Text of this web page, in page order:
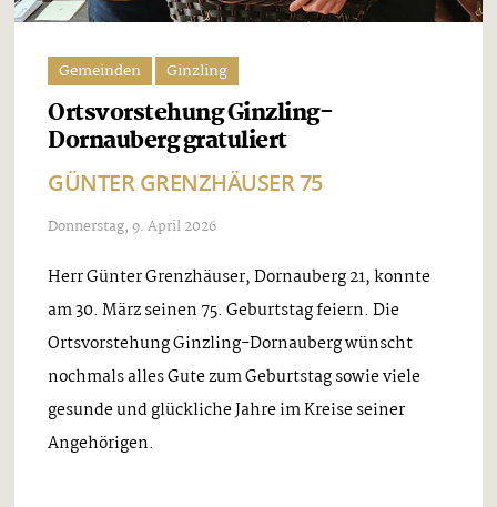
Gemeinden Ginzling
Ortsvorstehung Ginzling-
Dornauberg gratuliert
GÜNTER GRENZHÄUSER 75
Donnerstag, 9. April 2026
Herr Günter Grenzhäuser, Dornauberg 21, konnte
am 30. März seinen 75. Geburtstag feiern. Die
Ortsvorstehung Ginzling-Dornauberg wünscht
nochmals alles Gute zum Geburtstag sowie viele
gesunde und glückliche Jahre im Kreise seiner
Angehörigen.